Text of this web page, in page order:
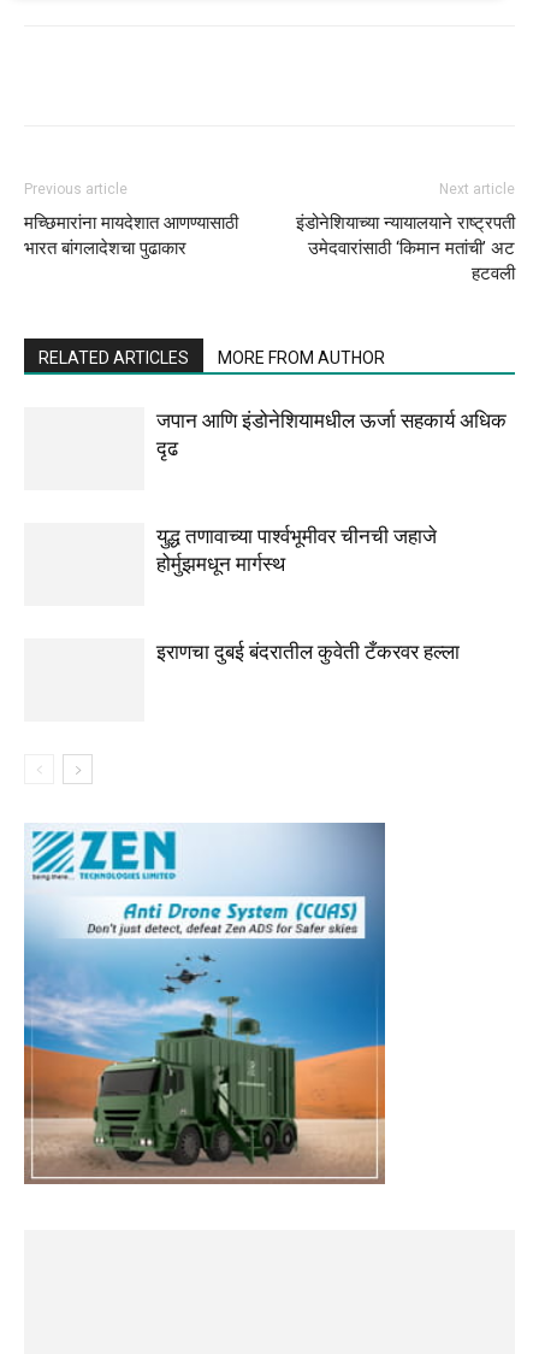
Previous article
मच्छिमारांना मायदेशात आणण्यासाठी
भारत बांगलादेशचा पुढाकार
Next article
इंडोनेशियाच्या न्यायालयाने राष्ट्रपती
उमेदवारांसाठी ‘किमान मतांची’ अट
हटवली
RELATED ARTICLES MORE FROM AUTHOR
जपान आणि इंडोनेशियामधील ऊर्जा सहकार्य अधिक
दृढ
युद्ध तणावाच्या पार्श्वभूमीवर चीनची जहाजे
होर्मुझमधून मार्गस्थ
इराणचा दुबई बंदरातील कुवेती टँकरवर हल्ला